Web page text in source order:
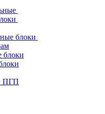
блоки
блоки
ПГП